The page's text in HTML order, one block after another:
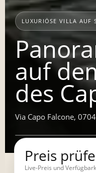
LUXURIÖSE VILLA AUF
auf
des
Via Capo Falcone,
Preis
Live-Preis und